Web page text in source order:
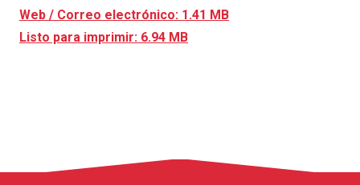
Web / Correo electrónico: 1.41 MB
Listo para imprimir: 6.94 MB